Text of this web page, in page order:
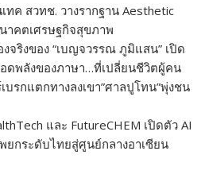
ทค สวทช. วางรากฐาน Aesthetic
าคตเศรษฐกิจสุขภาพ
งจริงของ “เบญจวรรณ ภูมิแสน” เปิด
ดพลังของภาษา…ที่เปลี่ยนชีวิตผู้คน
บรกแตกทางลงเขา”ศาลปูโทน”พุ่งชน
และ FutureCHEM เปิดตัว AI
กระดับไทยสู่ศูนย์กลางอาเซียน